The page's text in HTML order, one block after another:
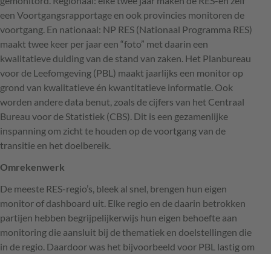
een Voortgangsrapportage en ook provincies monitoren de
voortgang. En nationaal: NP RES (Nationaal Programma RES)
maakt twee keer per jaar een “foto” met daarin een
kwalitatieve duiding van de stand van zaken. Het Planbureau
voor de Leefomgeving (PBL ) maakt jaarlijks een monitor op
grond van kwalitatieve én kwantitatieve informatie. Ook
worden andere data benut, zoals de cijfers van het Centraal
Bureau voor de Statistiek (CBS). Dit is een gezamenlijke
inspanning om zicht te houden op de voortgang van de
transitie en het doelbereik.
Omrekenwerk
De meeste RES-regio’s, bleek al snel, brengen hun eigen
monitor of dashboard uit. Elke regio en de daarin betrokken
partijen hebben begrijpelijkerwijs hun eigen behoefte aan
monitoring die aansluit bij de thematiek en doelstellingen die
in de regio. Daardoor was het bijvoorbeeld voor PBL lastig om